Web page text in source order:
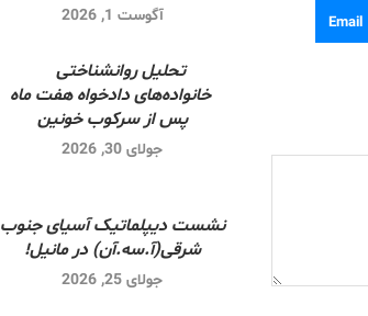
Email آگوست 1, 2026
تحلیل روانشناختی
خانواده‌های دادخواه هفت ماه
پس از سرکوب خونین
جولای 30, 2026
نشست دیپلماتیک آسیای جنوب
شرقی‌(آ.سه.آن) در مانیل!
جولای 25, 2026